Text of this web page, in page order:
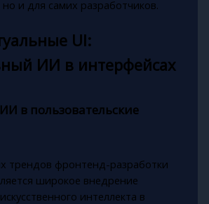
но и для самих разработчиков.
UI:
ИИ в интерфейсах
в пользовательские
трендов фронтенд-разработки
широкое внедрение
интеллекта в